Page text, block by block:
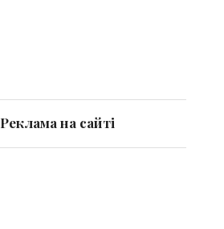
Реклама на сайті